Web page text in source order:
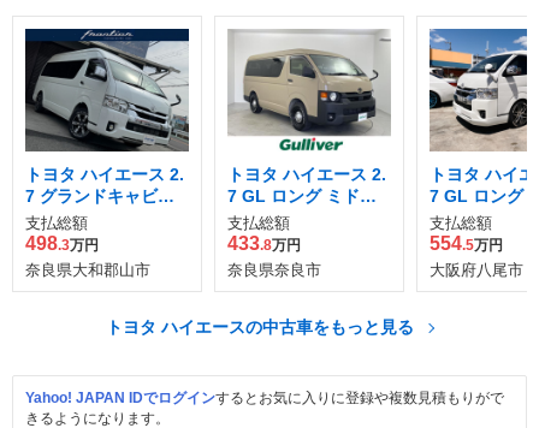
トヨタ ハイエース 2.
7 グランドキャビン 4
WD
支払総額
498.3万円
奈良県大和郡山市
トヨタ ハイエース 2.
7 GL ロング ミドル
ルーフ 4WD
支払総額
433.8万円
奈良県奈良市
トヨタ ハイ
7 GL ロング
ルーフ 4WD
支払総額
554.5万円
大阪府八尾市
トヨタ ハイエースの中古車をもっと見る
Yahoo! JAPAN IDでログインするとお気に入りに登録や複数見積もりがで
きるようになります。